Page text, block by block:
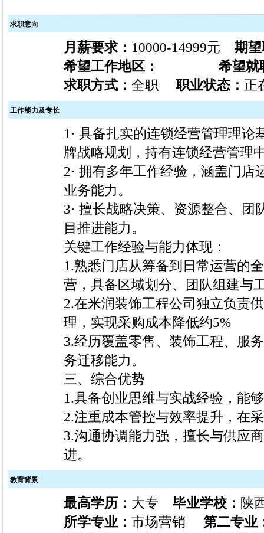
求职意向
月薪要求： 10000-14999元 期
希望工作地区：
希望就
求职方式： 全职职业状态： 正
工作能力及专长
1· 具备扎实的连锁经营管理理
牌战略规划，持有连锁经营管理
2· 拥有多年工作经验，涵盖门
业务能力。
3· 擅长战略决策、资源整合、
目推进能力。
关键工作经验与能力体现：
1.熟悉门店从筹备到日常运营的
营，具备区域划分、团队组建与
2.在米润装饰工程公司独立负责
理，实现采购成本降低约5%
3.经历覆盖零售、装饰工程、服
务迁移能力。
三、综合优势
1.具备创业思维与实战经验，能
2.注重成本管控与效率提升，在
3.沟通协调能力强，擅长与供应
进。
教育背景
最高学历： 大专 毕业学校： 陕
所学专业： 市场营销 第二专业